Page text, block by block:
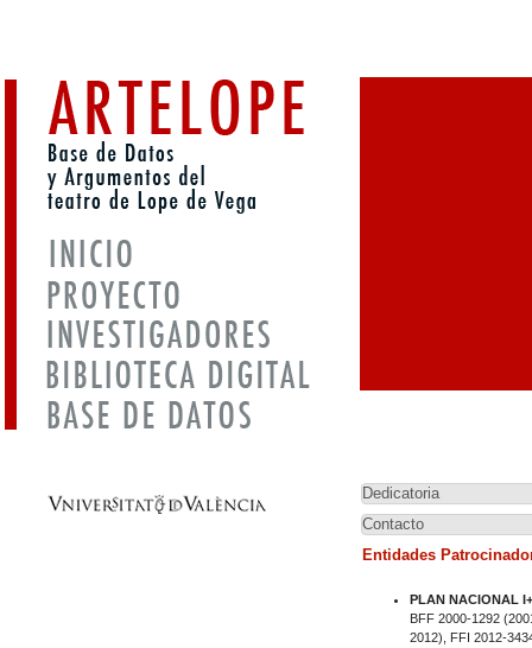
Dedicatoria
Contacto
Entidades
PLAN NACIONAL
BFF 2000-1292
2012), FFI 2012-